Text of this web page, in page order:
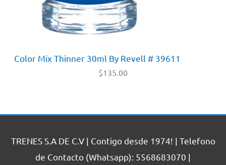
Color Mix Thinner 30ml By Revell # 39611
$135.00
TRENES S.A DE C.V | Contigo desde 1974! | Telefono
de Contacto (Whatsapp): 5568683070 |